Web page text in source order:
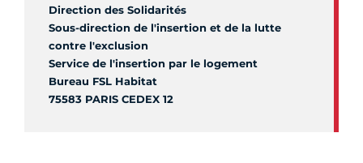
Direction des Solidarités
Sous-direction de l'insertion et de la lutte
contre l'exclusion
Service de l'insertion par le logement
Bureau FSL Habitat
75583 PARIS CEDEX 12